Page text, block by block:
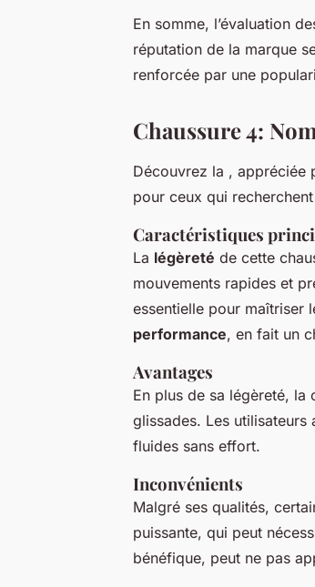
En somme, l’évaluation
réputation de la marque
renforcée par une
Chaussure 4:
Découvrez la , appréciée
pour ceux qui
Caractéristiques
La légèreté de cette
mouvements rapides et
essentielle pour maîtriser
performance, en fait un
Avantages
En plus de sa légèreté, la
glissades. Les
fluides sans effort.
Inconvénients
Malgré ses qualités,
puissante, qui peut
bénéfique, peut ne pas